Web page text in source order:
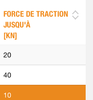
FORCE DE TRACTION
JUSQU'À
[KN]
20
40
10